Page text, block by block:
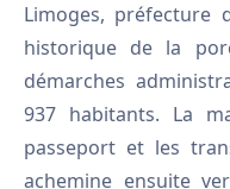
Limoges, préfecture
historique de la
démarches
937 habitants. La
passeport et les
achemine ensuite